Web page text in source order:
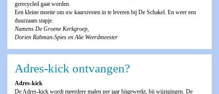
gerecycled gaat worden.
Een kleine moeite om uw kaarsresten in te leveren bij De Schakel. En weer een
duurzaam stapje.
Namens De Groene Kerkgroep,
Dorien Rahman-Spies en Alie Weerdmeester
Adres-kick ontvangen?
Adres-kick
De Adres-kick wordt meerdere malen per jaar bijgewerkt, bij wijzigingen. De